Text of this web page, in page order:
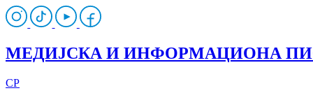
МЕДИЈСКА И ИНФОРМАЦИОНА
CP